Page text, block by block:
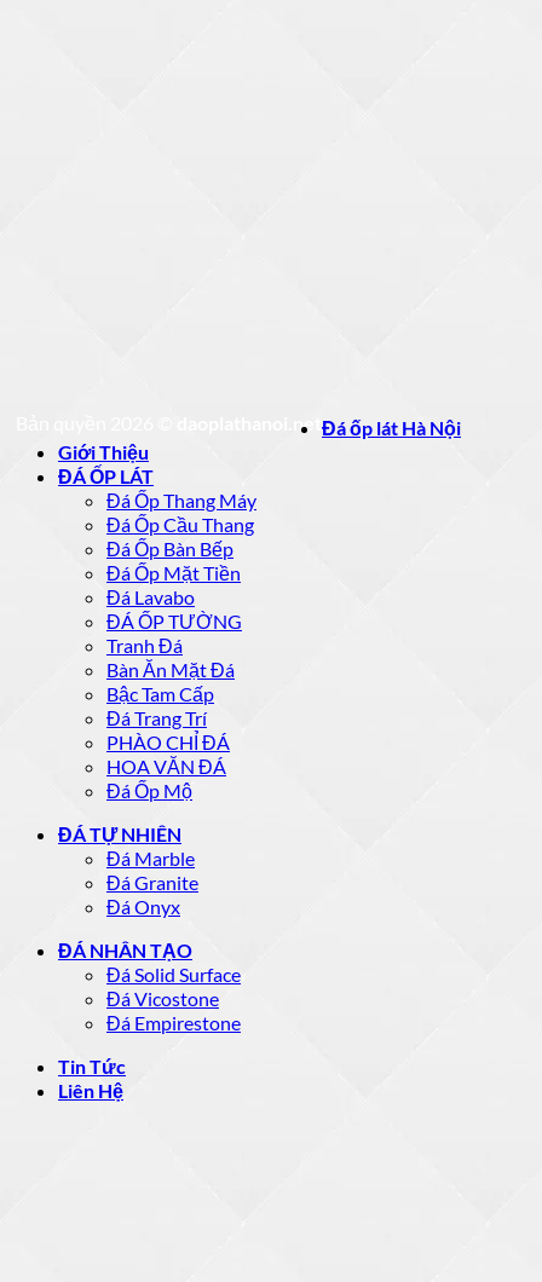
daoplathanoi.net Đá ốp lát Hà Nội
Giới Thiệu
ĐÁ ỐP LÁT
Đá Ốp Thang Máy
Đá Ốp Cầu Thang
Đá Ốp Bàn Bếp
Đá Ốp Mặt Tiền
Đá Lavabo
ĐÁ ỐP TƯỜNG
Tranh Đá
Bàn Ăn Mặt Đá
Bậc Tam Cấp
Đá Trang Trí
PHÀO CHỈ ĐÁ
HOA VĂN ĐÁ
Đá Ốp Mộ
ĐÁ TỰ NHIÊN
Đá Marble
Đá Granite
Đá Onyx
ĐÁ NHÂN TẠO
Đá Solid Surface
Đá Vicostone
Đá Empirestone
Tin Tức
Liên Hệ